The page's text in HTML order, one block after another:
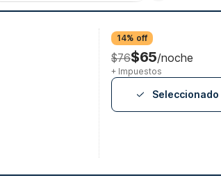
14% off
$76$65/noche
+ Impuestos
Seleccionado